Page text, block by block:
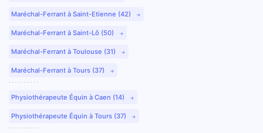
Maréchal-Ferrant à Saint-Etienne (42)
Maréchal-Ferrant à Saint-Lô (50)
Maréchal-Ferrant à Toulouse (31)
Maréchal-Ferrant à Tours (37)
Physiothérapeute Équin à Caen (14)
Physiothérapeute Équin à Tours (37)